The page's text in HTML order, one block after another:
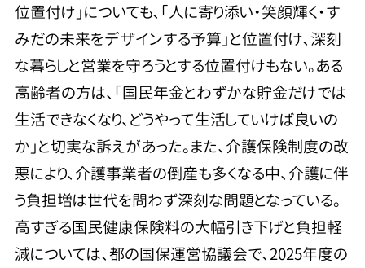
位置付け」についても、「人に寄り添い・笑顔輝く・す
みだの未来をデザインする予算」と位置付け、深刻
な暮らしと営業を守ろうとする位置付けもない。ある
高齢者の方は、「国民年金とわずかな貯金だけでは
生活できなくなり、どうやって生活していけば良いの
か」と切実な訴えがあった。また、介護保険制度の改
悪により、介護事業者の倒産も多くなる中、介護に伴
う負担増は世代を問わず深刻な問題となっている。
高すぎる国民健康保険料の大幅引き下げと負担軽
減については、都の国保運営協議会で、2025年度の